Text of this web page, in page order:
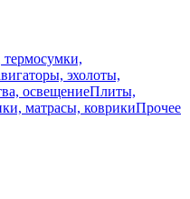
эхолоты,
освещениеПлиты,
матрасы, коврикиПрочее